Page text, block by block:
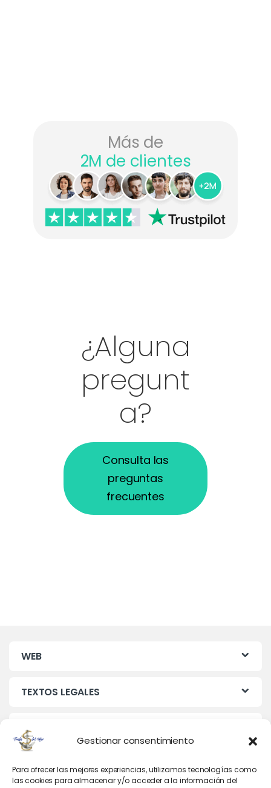
Gestionar consentimiento
Para ofrecer las mejores experiencias, utilizamos tecnologías como
las cookies para almacenar y/o acceder a la información del
Más de
2M de clientes
¿Alguna
pregunt
a?
Consulta las
preguntas
frecuentes
WEB
TEXTOS LEGALES
MIS DATOS